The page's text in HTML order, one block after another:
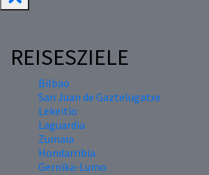
REISESZIELE
Bilbao
San Juan de Gaztelugatxe
Lekeitio
Laguardia
Zumaia
Hondarribia
Gernika-Lumo